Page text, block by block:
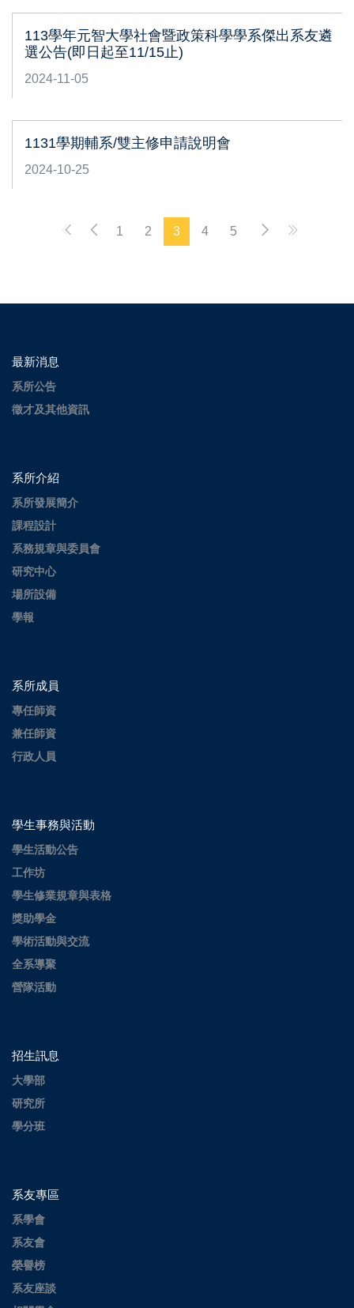
113學年元智大學社會暨政策科學學系傑出系友遴
選公告(即日起至11/15止)
2024-11-05
1131學期輔系/雙主修申請說明會
2024-10-25
1 2 3 4 5
最新消息
系所公告
徵才及其他資訊
系所介紹
系所發展簡介
課程設計
系務規章與委員會
研究中心
場所設備
學報
系所成員
專任師資
兼任師資
行政人員
學生事務與活動
學生活動公告
工作坊
學生修業規章與表格
獎助學金
學術活動與交流
全系導聚
營隊活動
招生訊息
大學部
研究所
學分班
系友專區
系學會
系友會
榮譽榜
系友座談